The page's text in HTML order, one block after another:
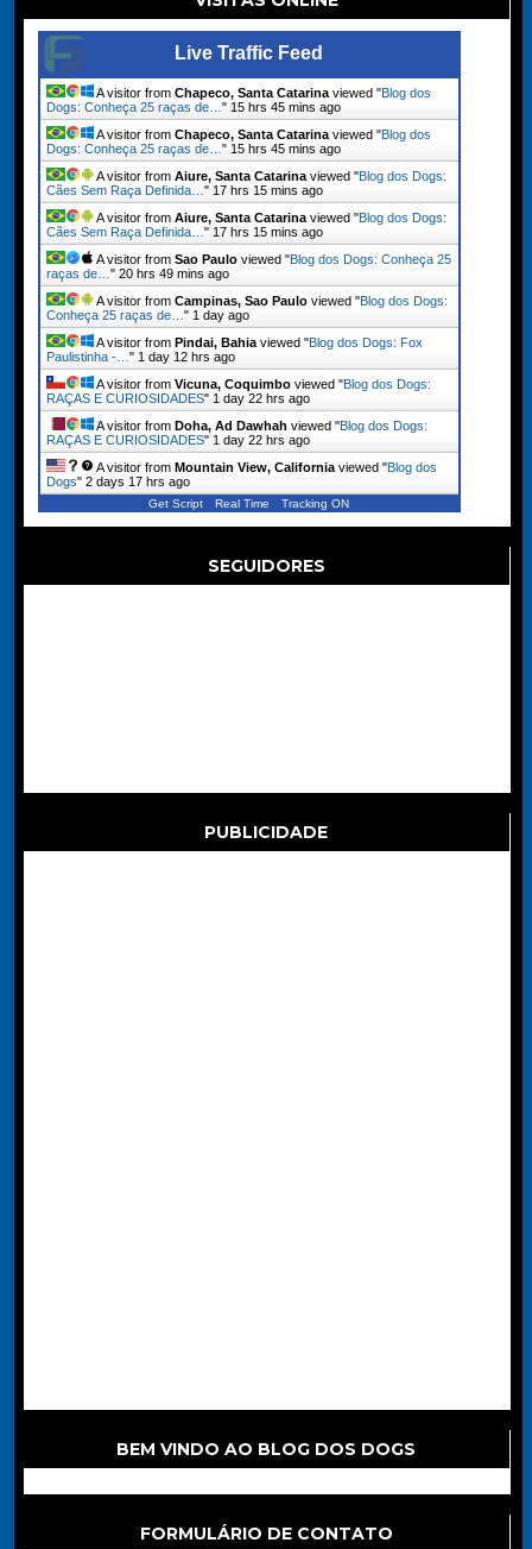
Live Traffic Feed
A visitor from Chapeco, Santa Catarinaviewed "Blog dos
Dogs: Conheça 25 raças de… " 15 hrs 45 mins ago
A visitor from Chapeco, Santa Catarinaviewed "Blog dos
Dogs: Conheça 25 raças de… " 15 hrs 45 mins ago
A visitor from Aiure, Santa Catarinaviewed "Blog dos Dogs:
Cães Sem Raça Definida… " 17 hrs 15 mins ago
A visitor from Aiure, Santa Catarinaviewed "Blog dos Dogs:
Cães Sem Raça Definida… " 17 hrs 15 mins ago
A visitor from Sao Pauloviewed "Blog dos Dogs: Conheça 25
raças de… " 20 hrs 49 mins ago
A visitor from Campinas, Sao Pauloviewed "Blog dos Dogs:
Conheça 25 raças de… " 1 day ago
A visitor from Pindai, Bahiaviewed "Blog dos Dogs: Fox
Paulistinha -… " 1 day 12 hrs ago
A visitor from Vicuna, Coquimboviewed "Blog dos Dogs:
RAÇAS E CURIOSIDADES" 1 day 22 hrs ago
A visitor from Doha, Ad Dawhah viewed "Blog dos Dogs:
RAÇAS E CURIOSIDADES" 1 day 22 hrs ago
A visitor from Mountain View, Californiaviewed "Blog dos
Dogs" 2 days 17 hrs ago
Get Script Real Time Tracking ON
SEGUIDORES
PUBLICIDADE
BEM VINDO AO BLOG DOS DOGS
FORMULÁRIO DE CONTATO